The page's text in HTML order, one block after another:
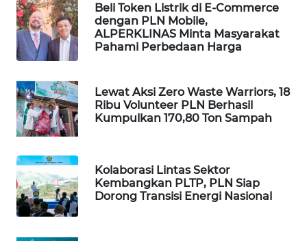
Beli Token Listrik di E-Commerce
dengan PLN Mobile,
ALPERKLINAS Minta Masyarakat
Pahami Perbedaan Harga
Lewat Aksi Zero Waste Warriors, 18
Ribu Volunteer PLN Berhasil
Kumpulkan 170,80 Ton Sampah
Kolaborasi Lintas Sektor
Kembangkan PLTP, PLN Siap
Dorong Transisi Energi Nasional
MASYARAKAT
KELISTRIKAN
ID
MAWAKA
ID
MARTABAT
NET
PLN